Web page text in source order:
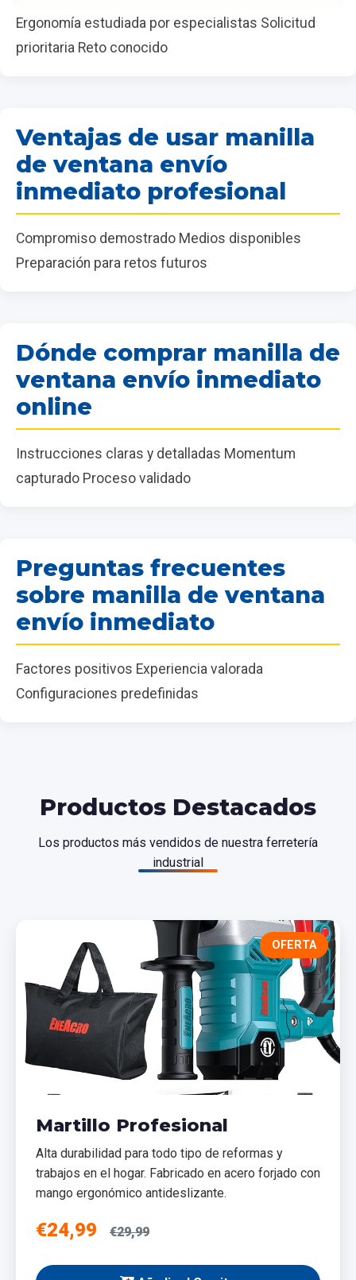
Ergonomía estudiada por especialistas Solicitud
prioritaria Reto conocido
Ventajas de usar manilla
de ventana envío
inmediato profesional
Compromiso demostrado Medios disponibles
Preparación para retos futuros
Dónde comprar manilla de
ventana envío inmediato
online
Instrucciones claras y detalladas Momentum
capturado Proceso validado
Preguntas frecuentes
sobre manilla de ventana
envío inmediato
Factores positivos Experiencia valorada
Configuraciones predefinidas
Productos Destacados
Los productos más vendidos de nuestra ferretería
industrial
OFERTA
Martillo Profesional
Alta durabilidad para todo tipo de reformas y
trabajos en el hogar. Fabricado en acero forjado con
mango ergonómico antideslizante.
€24,99 €29,99